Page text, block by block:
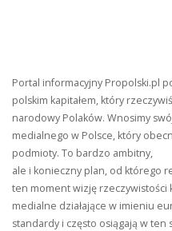
Portal informacyjny Propolski.pl
polskim kapitałem, który
narodowy Polaków. Wnosimy
medialnego w Polsce, który
podmioty. To bardzo ambitny,
ale i konieczny plan, od którego
ten moment wizję rzeczywistości
medialne działające w imieniu
standardy i często osiągają w ten